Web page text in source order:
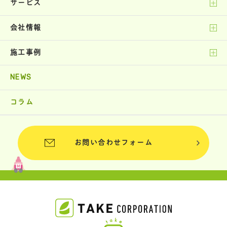
サービス
会社情報
施工事例
NEWS
コラム
お問い合わせフォーム